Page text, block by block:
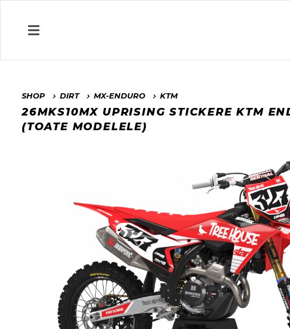
SHOP DIRT MX-ENDURO KTM
26MKS10MX UPRISING STICKERE KTM
(TOATE MODELELE)